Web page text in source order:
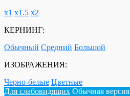
х1 х1.5 х2
КЕРНИНГ:
Обычный Средний Большой
ИЗОБРАЖЕНИЯ:
Черно-белые Цветные
Для слабовидящих Обычная версия